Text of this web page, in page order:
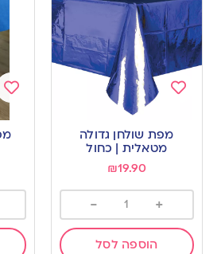
wishlist
מפת שולחן גדולה
מטאלית | כחול
₪19.90
+
-
הוספה לסל
Add